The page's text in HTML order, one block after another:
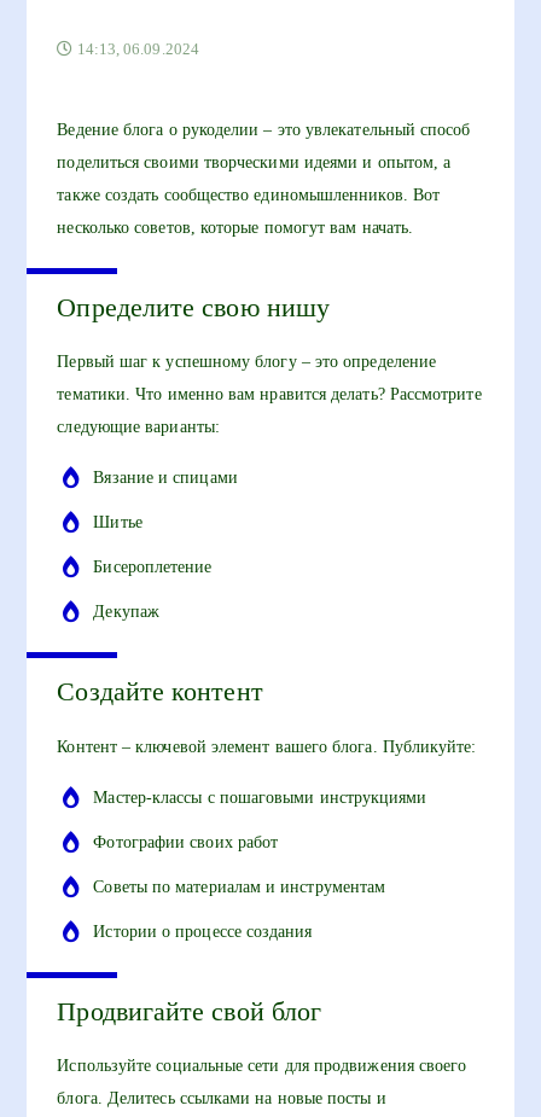
14:13, 06.09.2024
Ведение блога о рукоделии – это увлекательный способ
поделиться своими творческими идеями и опытом, а
также создать сообщество единомышленников. Вот
несколько советов, которые помогут вам начать.
Определите свою нишу
Первый шаг к успешному блогу – это определение
тематики. Что именно вам нравится делать? Рассмотрите
следующие варианты:
Вязание и спицами
Шитье
Бисероплетение
Декупаж
Создайте контент
Контент – ключевой элемент вашего блога. Публикуйте:
Мастер-классы с пошаговыми инструкциями
Фотографии своих работ
Советы по материалам и инструментам
Истории о процессе создания
Продвигайте свой блог
Используйте социальные сети для продвижения своего
блога. Делитесь ссылками на новые посты и